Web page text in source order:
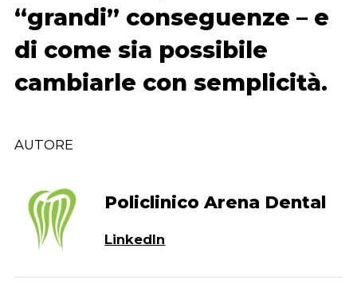
“grandi” conseguenze – e
di come sia possibile
cambiarle con semplicità.
AUTORE
Policlinico Arena Dental
LinkedIn